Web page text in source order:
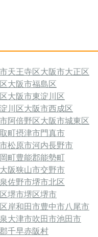
天王寺区大阪市大正区
大阪市福島区
大阪市東淀川区
川区大阪市西成区
阿倍野区大阪市城東区
町摂津市門真市
松原市河内長野市
町豊能郡能勢町
大阪狭山市交野市
泉佐野市堺市北区
堺市堺区堺市
岸和田市豊中市八尾市
泉大津市吹田市池田市
千早赤阪村